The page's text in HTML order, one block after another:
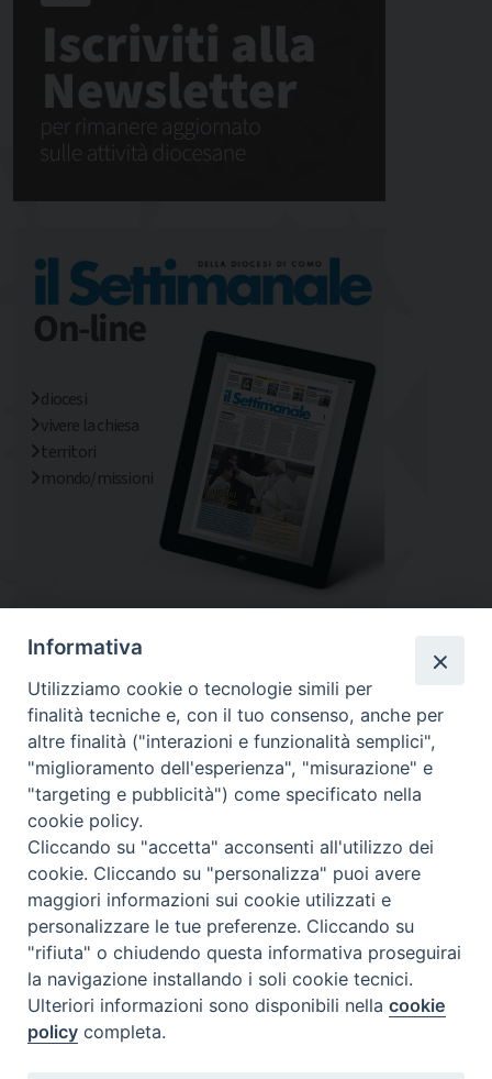
diocesi
vivere la chiesa
territori
mondo/missioni
Diocesi
di Como
Diocesi di Como | piazza Grimoldi, 5
Riproduzione solo con permesso.
Informativa
Utilizziamo cookie o tecnologie simili per
finalità tecniche e, con il tuo consenso, anche per
altre finalità ("interazioni e funzionalità semplici",
"miglioramento dell'esperienza", "misurazione" e
"targeting e pubblicità") come specificato nella
cookie policy.
Cliccando su "accetta" acconsenti all'utilizzo dei
cookie. Cliccando su "personalizza" puoi avere
maggiori informazioni sui cookie utilizzati e
personalizzare le tue preferenze. Cliccando su
"rifiuta" o chiudendo questa informativa proseguirai
la navigazione installando i soli cookie tecnici.
Ulteriori informazioni sono disponibili nellacookie
policy completa.